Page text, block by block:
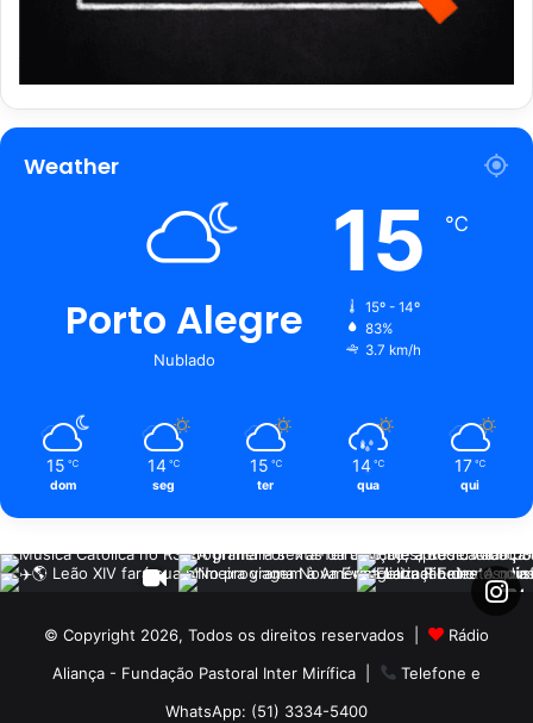
Weather
Porto Alegre
Nublado
15 ℃
15º - 14º
83%
3.7 km/h
15 ℃
dom
14 ℃
seg
15 ℃
ter
14 ℃
qua
17 ℃
qui
© Copyright 2026, Todos os direitos reservados |
Rádio
Aliança - Fundação Pastoral Inter Mirífica|
Telefone e
WhatsApp: (51) 3334-5400